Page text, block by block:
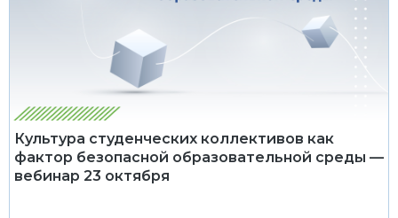
Культура студенческих коллективов как
фактор безопасной образовательной среды —
вебинар 23 октября